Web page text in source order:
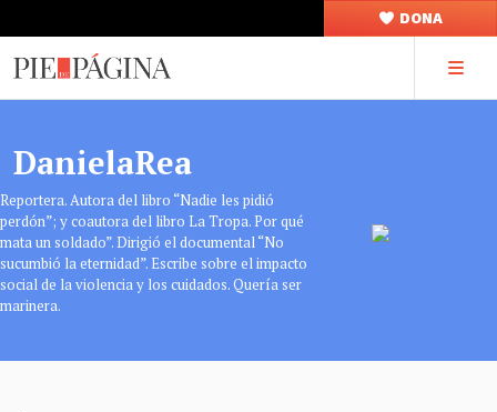
DONA
DanielaRea
Reportera. Autora del libro “Nadie les pidió
perdón”; y coautora del libro La Tropa. Por qué
mata un soldado”. Dirigió el documental “No
sucumbió la eternidad”. Escribe sobre el impacto
social de la violencia y los cuidados. Quería ser
marinera.